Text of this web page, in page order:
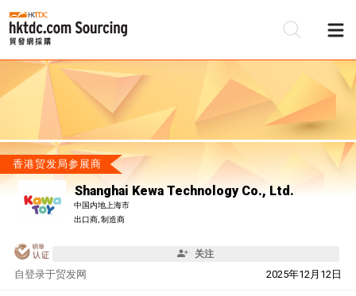
香港贸发局参展商
Shanghai Kewa Technology Co., Ltd.
中国内地上海市
出口商, 制造商
关注
自 2025年12月12日
登录于贸发网